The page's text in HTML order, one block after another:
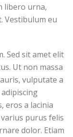
libero urna,
Vestibulum eu
Sed sit amet elit
Ut non massa
vulputate a
eros a lacinia
purus felis
dolor. Etiam